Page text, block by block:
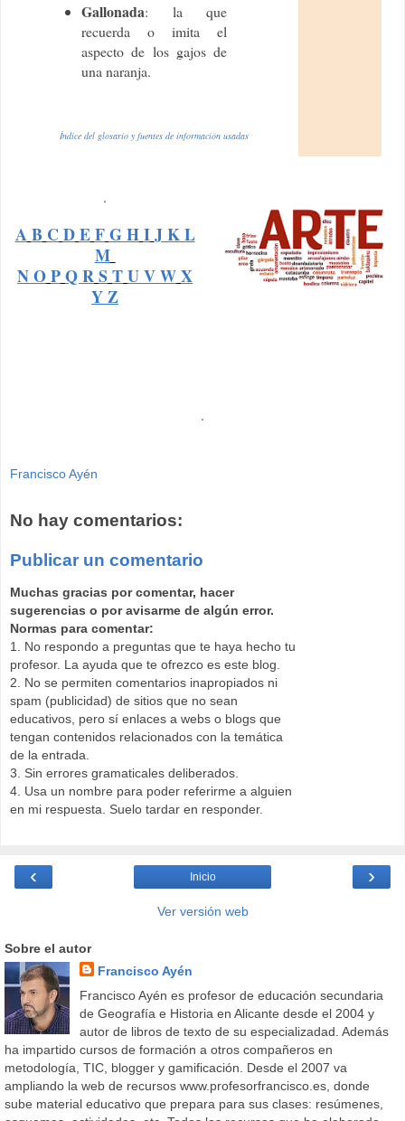
Gallonada: la que
recuerda o imita el
aspecto de los gajos de
una naranja.
Índice del glosario y fuentes de información usadas
.
A B C D E F G H I J K L
M
N OPQ RSTUV WX
Y Z
.
Francisco Ayén
No hay comentarios:
Publicar un comentario
Muchas gracias por comentar, hacer
sugerencias o por avisarme de algún error.
Normas para comentar:
1. No respondo a preguntas que te haya hecho tu
profesor. La ayuda que te ofrezco es este blog.
2. No se permiten comentarios inapropiados ni
spam (publicidad) de sitios que no sean
educativos, pero sí enlaces a webs o blogs que
tengan contenidos relacionados con la temática
de la entrada.
3. Sin errores gramaticales deliberados.
4. Usa un nombre para poder referirme a alguien
en mi respuesta. Suelo tardar en responder.
‹ ›
Inicio
Ver versión web
Sobre el autor
Francisco Ayén
Francisco Ayén es profesor de educación secundaria
de Geografía e Historia en Alicante desde el 2004 y
autor de libros de texto de su especializadad. Además
ha impartido cursos de formación a otros compañeros en
metodología, TIC, blogger y gamificación. Desde el 2007 va
ampliando la web de recursos www.profesorfrancisco.es, donde
sube material educativo que prepara para sus clases: resúmenes,